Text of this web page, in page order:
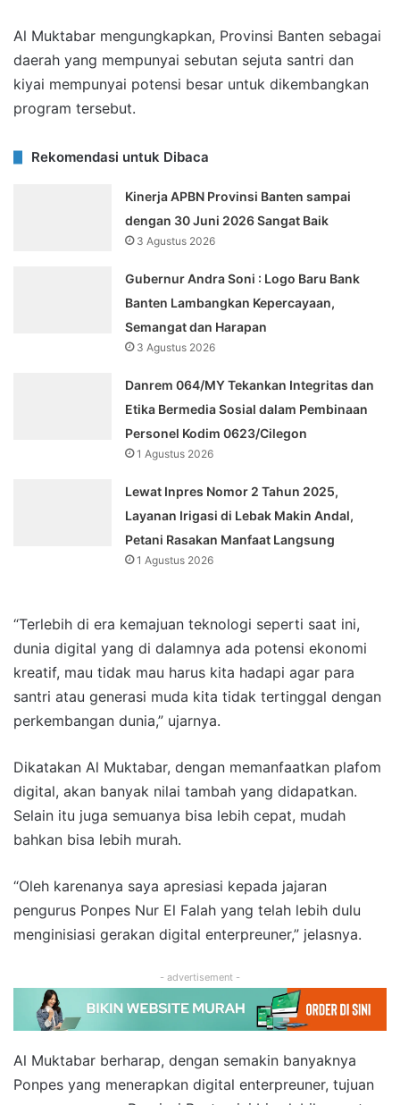
Al Muktabar mengungkapkan, Provinsi Banten sebagai
daerah yang mempunyai sebutan sejuta santri dan
kiyai mempunyai potensi besar untuk dikembangkan
program tersebut.
Rekomendasi untuk Dibaca
Kinerja APBN Provinsi Banten sampai
dengan 30 Juni 2026 Sangat Baik
3 Agustus 2026
Gubernur Andra Soni : Logo Baru Bank
Banten Lambangkan Kepercayaan,
Semangat dan Harapan
3 Agustus 2026
Danrem 064/MY Tekankan Integritas dan
Etika Bermedia Sosial dalam Pembinaan
Personel Kodim 0623/Cilegon
1 Agustus 2026
Lewat Inpres Nomor 2 Tahun 2025,
Layanan Irigasi di Lebak Makin Andal,
Petani Rasakan Manfaat Langsung
1 Agustus 2026
“Terlebih di era kemajuan teknologi seperti saat ini,
dunia digital yang di dalamnya ada potensi ekonomi
kreatif, mau tidak mau harus kita hadapi agar para
santri atau generasi muda kita tidak tertinggal dengan
perkembangan dunia,” ujarnya.
Dikatakan Al Muktabar, dengan memanfaatkan plafom
digital, akan banyak nilai tambah yang didapatkan.
Selain itu juga semuanya bisa lebih cepat, mudah
bahkan bisa lebih murah.
“Oleh karenanya saya apresiasi kepada jajaran
pengurus Ponpes Nur El Falah yang telah lebih dulu
menginisiasi gerakan digital enterpreuner,” jelasnya.
- advertisement -
Al Muktabar berharap, dengan semakin banyaknya
Ponpes yang menerapkan digital enterpreuner, tujuan